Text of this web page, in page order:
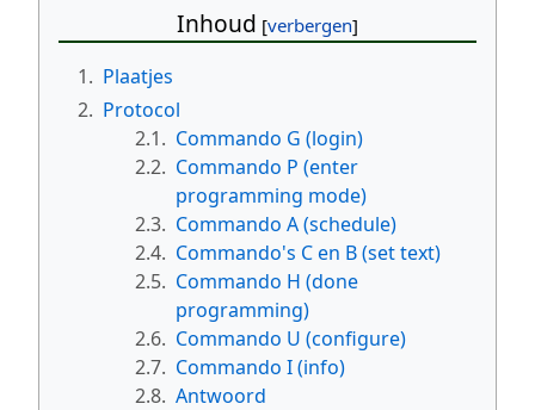
Inhoud
1. Plaatjes
2. Protocol
2.1. Commando G (login)
2.2. Commando P (enter
programming mode)
2.3. Commando A (schedule)
2.4. Commando's C en B (set text)
2.5. Commando H (done
programming)
2.6. Commando U (configure)
2.7. Commando I (info)
2.8. Antwoord